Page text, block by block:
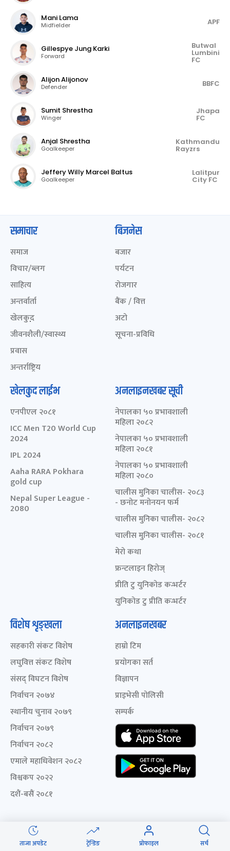
Mani Lama
Midfielder APF
Gillespye Jung Karki
Forward
Butwal
Lumbini
FC
Alijon Alijonov
Defender BBFC
Sumit Shrestha
Winger
Jhapa
FC
Anjal Shrestha
Goalkeeper
Kathmandu
Rayzrs
Jeffery Willy Marcel Baltus
Goalkeeper
Lalitpur
City FC
ताजा अपडेट ट्रेन्डिङ प्रोफाइल सर्च
समाचार
समाज
विचार/ब्लग
साहित्य
अन्तर्वार्ता
खेलकुद़़
जीवनशैली/स्वास्थ्य
प्रवास
अन्तर्राष्ट्रिय
बिजनेस
बजार
पर्यटन
रोजगार
बैंक / वित्त
अटो
सूचना-प्रविधि
खेलकुद लाईभ
एनपीएल २०८१
ICC Men T20 World Cup
2024
IPL 2024
Aaha RARA Pokhara
gold cup
Nepal Super League -
2080
अनलाइनखबर सूची
नेपालका ५० प्रभावशाली
महिला २०८२
नेपालका ५० प्रभावशाली
महिला २०८१
नेपालका ५० प्रभावशाली
महिला २०८०
चालीस मुनिका चालीस- २०८३
- छनोट मनोनयन फर्म
चालीस मुनिका चालीस- २०८२
चालीस मुनिका चालीस- २०८१
मेरो कथा
फ्रन्टलाइन हिरोज्
प्रीति टु युनिकोड कन्भर्टर
युनिकोड टु प्रीति कन्भर्टर
विशेष शृङ्खला
सहकारी संकट विशेष
लघुवित्त संकट विशेष
संसद् विघटन विशेष
निर्वाचन २०७४
स्थानीय चुनाव २०७९
निर्वाचन २०७९
निर्वाचन २०८२
एमाले महाधिवेशन २०८२
विश्वकप २०२२
दशैं-बसैं २०८१
अनलाइनखबर
हाम्रो टिम
प्रयोगका सर्त
विज्ञापन
प्राइभेसी पोलिसी
सम्पर्क